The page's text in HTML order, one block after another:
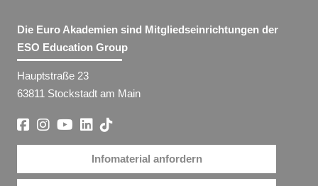
Die Euro Akademien sind Mitgliedseinrichtungen der
ESO Education Group
Hauptstraße 23
63811 Stockstadt am Main
Infomaterial anfordern